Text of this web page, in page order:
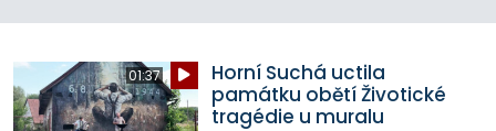
01:37
Horní Suchá uctila
památku obětí Životické
tragédie u muralu